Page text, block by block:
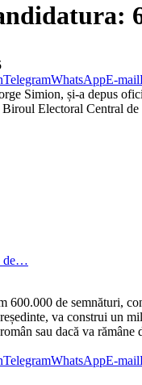
TelegramWhatsAppE-mail
Simion, și-a depus
Electoral Central
de…
600.000 de semnături,
va construi
sau dacă va
TelegramWhatsAppE-mail